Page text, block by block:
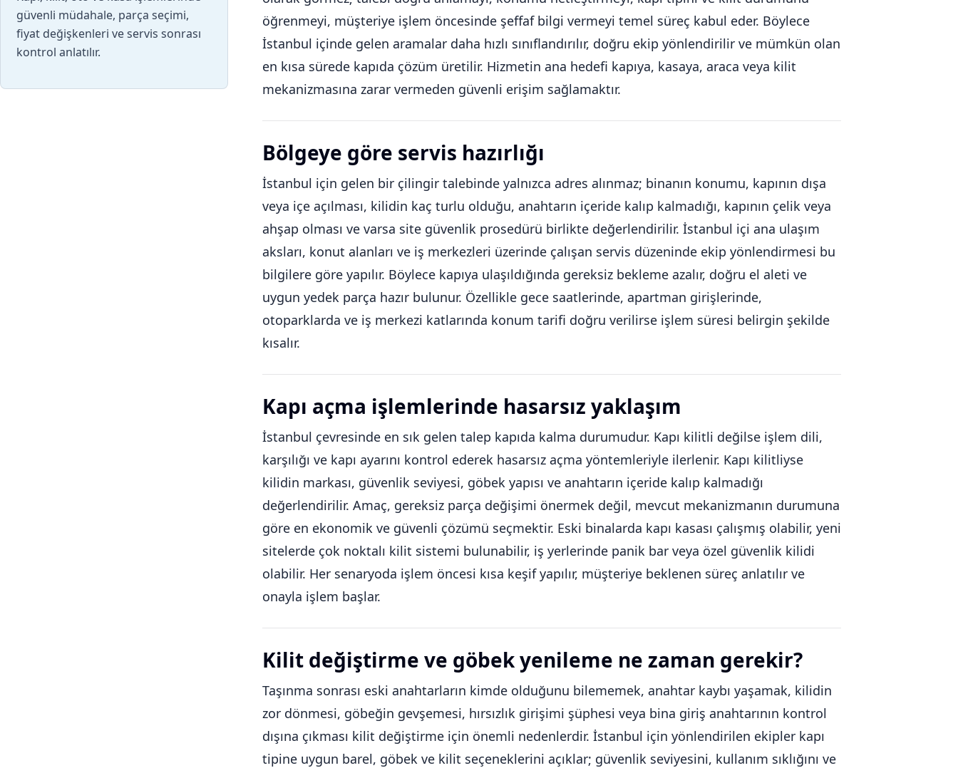
güvenli müdahale, parça seçimi,
fiyat değişkenleri ve servis sonrası
kontrol anlatılır.
öğrenmeyi, müşteriye işlem öncesinde şeffaf bilgi vermeyi temel süreç kabul eder. Böylece
İstanbul içinde gelen aramalar daha hızlı sınıflandırılır, doğru ekip yönlendirilir ve mümkün olan
en kısa sürede kapıda çözüm üretilir. Hizmetin ana hedefi kapıya, kasaya, araca veya kilit
mekanizmasına zarar vermeden güvenli erişim sağlamaktır.
Bölgeye göre servis hazırlığı
İstanbul için gelen bir çilingir talebinde yalnızca adres alınmaz; binanın konumu, kapının dışa
veya içe açılması, kilidin kaç turlu olduğu, anahtarın içeride kalıp kalmadığı, kapının çelik veya
ahşap olması ve varsa site güvenlik prosedürü birlikte değerlendirilir. İstanbul içi ana ulaşım
aksları, konut alanları ve iş merkezleri üzerinde çalışan servis düzeninde ekip yönlendirmesi bu
bilgilere göre yapılır. Böylece kapıya ulaşıldığında gereksiz bekleme azalır, doğru el aleti ve
uygun yedek parça hazır bulunur. Özellikle gece saatlerinde, apartman girişlerinde,
otoparklarda ve iş merkezi katlarında konum tarifi doğru verilirse işlem süresi belirgin şekilde
kısalır.
Kapı açma işlemlerinde hasarsız yaklaşım
İstanbul çevresinde en sık gelen talep kapıda kalma durumudur. Kapı kilitli değilse işlem dili,
karşılığı ve kapı ayarını kontrol ederek hasarsız açma yöntemleriyle ilerlenir. Kapı kilitliyse
kilidin markası, güvenlik seviyesi, göbek yapısı ve anahtarın içeride kalıp kalmadığı
değerlendirilir. Amaç, gereksiz parça değişimi önermek değil, mevcut mekanizmanın durumuna
göre en ekonomik ve güvenli çözümü seçmektir. Eski binalarda kapı kasası çalışmış olabilir, yeni
sitelerde çok noktalı kilit sistemi bulunabilir, iş yerlerinde panik bar veya özel güvenlik kilidi
olabilir. Her senaryoda işlem öncesi kısa keşif yapılır, müşteriye beklenen süreç anlatılır ve
onayla işlem başlar.
Kilit değiştirme ve göbek yenileme ne zaman gerekir?
Taşınma sonrası eski anahtarların kimde olduğunu bilememek, anahtar kaybı yaşamak, kilidin
zor dönmesi, göbeğin gevşemesi, hırsızlık girişimi şüphesi veya bina giriş anahtarının kontrol
dışına çıkması kilit değiştirme için önemli nedenlerdir. İstanbul için yönlendirilen ekipler kapı
tipine uygun barel, göbek ve kilit seçeneklerini açıklar; güvenlik seviyesini, kullanım sıklığını ve